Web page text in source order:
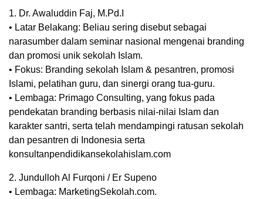
1. Dr. Awaluddin Faj, M.Pd.I
• Latar Belakang: Beliau sering disebut sebagai
narasumber dalam seminar nasional mengenai branding
dan promosi unik sekolah Islam.
• Fokus: Branding sekolah Islam & pesantren, promosi
Islami, pelatihan guru, dan sinergi orang tua-guru.
• Lembaga: Primago Consulting, yang fokus pada
pendekatan branding berbasis nilai-nilai Islam dan
karakter santri, serta telah mendampingi ratusan sekolah
dan pesantren di Indonesia serta
konsultanpendidikansekolahislam.com
2. Jundulloh Al Furqoni / Er Supeno
• Lembaga: MarketingSekolah.com.